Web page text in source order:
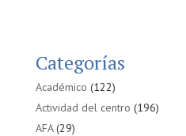
Categorías
Académico (122)
Actividad del centro (196)
AFA(29)